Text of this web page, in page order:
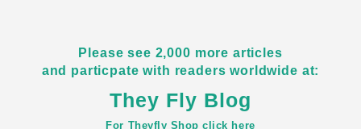
Please see 2,000 more articles
and particpate with readers worldwide at:
They Fly Blog
For Theyfly Shop click here